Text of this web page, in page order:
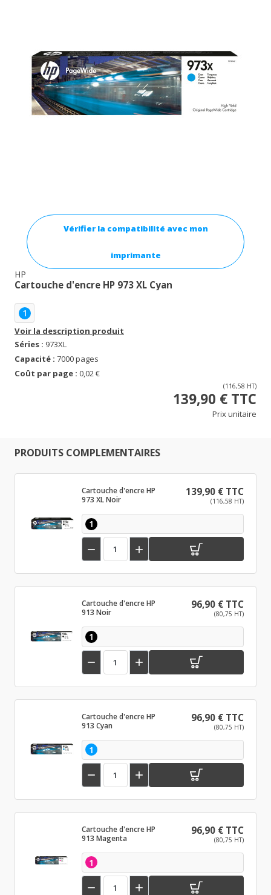
Vérifier la compatibilité avec mon
imprimante
HP
Cartouche d'encre HP 973 XL Cyan
1
Voir la description produit
Séries : 973XL
Capacité : 7000 pages
Coût par page : 0,02 €
(116,58 HT)
139,90 € TTC
Prix unitaire
PRODUITS COMPLEMENTAIRES
Cartouche d'encre HP
973 XL Noir
139,90 € TTC
(116,58 HT)
1
 
Cartouche d'encre HP
913 Noir
96,90 € TTC
(80,75 HT)
1
 
Cartouche d'encre HP
913 Cyan
96,90 € TTC
(80,75 HT)
1
 
Cartouche d'encre HP
913 Magenta
96,90 € TTC
(80,75 HT)
1
 